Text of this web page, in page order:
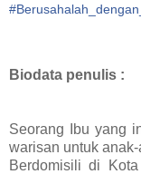
#
Biodata penulis :
Seorang Ibu yang
warisan untuk
Berdomisili di